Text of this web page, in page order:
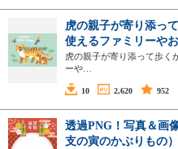
虎の親子が寄り添っ
使えるファミリーや
虎の親子が寄り添って歩く
ーや…
10 2,620 952
透過PNG！写真＆画
支の寅のかぶりもの